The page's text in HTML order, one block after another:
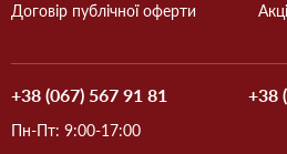
Договір публічної оферти
+38 (067) 567 91 81 +38
Пн-Пт: 9:00-17:00